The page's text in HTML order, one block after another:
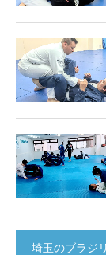
埼玉のブラジ